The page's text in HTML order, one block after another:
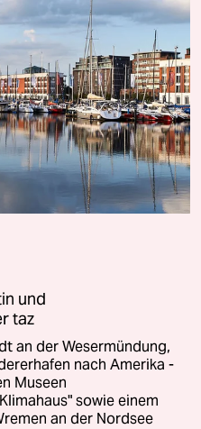
und
taz
an der Wesermündung,
nach Amerika -
Museen
sowie einem
an der Nordsee